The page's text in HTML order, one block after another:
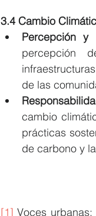
3.4 Cambio
Percepción y
percepción
de las
cambio
prácticas
de carbono y
[1] Voces